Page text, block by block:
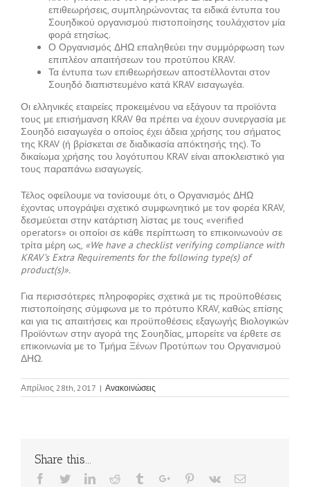
επιθεωρήσεις, συμπληρώνοντας τα ειδικά έντυπα του
Σουηδικού οργανισμού πιστοποίησης τουλάχιστον μία
φορά ετησίως.
Ο Οργανισμός ΔΗΩ επαληθεύει την συμμόρφωση των
επιπλέον απαιτήσεων του προτύπου KRAV.
Τα έντυπα των επιθεωρήσεων αποστέλλονται στον
Σουηδό διαπιστευμένο κατά KRAV εισαγωγέα.
Οι ελληνικές εταιρείες προκειμένου να εξάγουν τα προϊόντα
τους με επισήμανση KRAV θα πρέπει να έχουν συνεργασία με
Σουηδό εισαγωγέα ο οποίος έχει άδεια χρήσης του σήματος
της KRAV (ή βρίσκεται σε διαδικασία απόκτησής της). Το
δικαίωμα χρήσης του λογότυπου KRAV είναι αποκλειστικό για
τους παραπάνω εισαγωγείς.
Τέλος οφείλουμε να τονίσουμε ότι, ο Οργανισμός ΔΗΩ
έχοντας υπογράψει σχετικό συμφωνητικό με τον φορέα KRAV,
δεσμεύεται στην κατάρτιση λίστας με τους «verified
operators» οι οποίοι σε κάθε περίπτωση το επικοινωνούν σε
τρίτα μέρη ως, «We have a checklist verifying compliance with
KRAV’s Extra Requirements for the following type(s) of
product(s)».
Για περισσότερες πληροφορίες σχετικά με τις προϋποθέσεις
πιστοποίησης σύμφωνα με το πρότυπο KRAV, καθώς επίσης
και για τις απαιτήσεις και προϋποθέσεις εξαγωγής Βιολογικών
Προϊόντων στην αγορά της Σουηδίας, μπορείτε να έρθετε σε
επικοινωνία με το Τμήμα Ξένων Προτύπων του Οργανισμού
ΔΗΩ.
Απρίλιος 28th, 2017 | Ανακοινώσεις
Share this...
Facebook
TwitterLinkedinReddit TumblrGoogle+Pinterest
Vk Email